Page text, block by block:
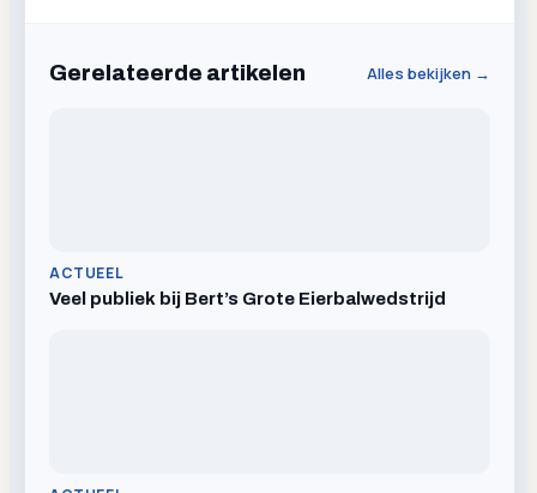
Gerelateerde artikelen Alles bekijken →
ACTUEEL
Veel publiek bij Bert’s Grote Eierbalwedstrijd